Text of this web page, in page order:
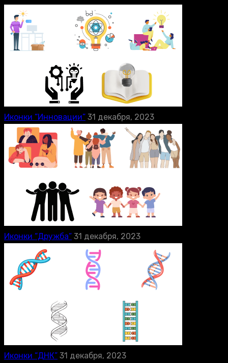
Иконки “Инновации” 31 декабря, 2023
Иконки “Дружба” 31 декабря, 2023
Иконки “ДНК” 31 декабря, 2023